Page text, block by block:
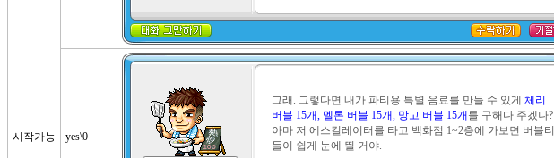
시작가능 yes\0
그래. 그렇다면 내가 파티용 특별 음료를 만들 수 있게 체리
버블 15개, 멜론 버블 15개, 망고 버블 15개 를 구해다 주겠나?
아마 저 에스컬레이터를 타고 백화점 1~2층에 가보면 버블티
들이 쉽게 눈에 띌 거야.